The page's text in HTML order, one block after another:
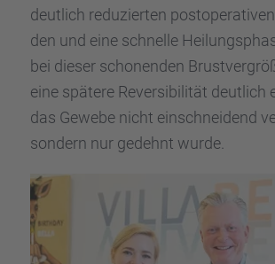
deutlich reduzier­ten
den und eine schnelle
bei dieser schonen­den
eine spätere Rever­si­bi­li­tät deutlich
das Gewebe nicht einschnei­dend
sondern nur gedehnt wurde.